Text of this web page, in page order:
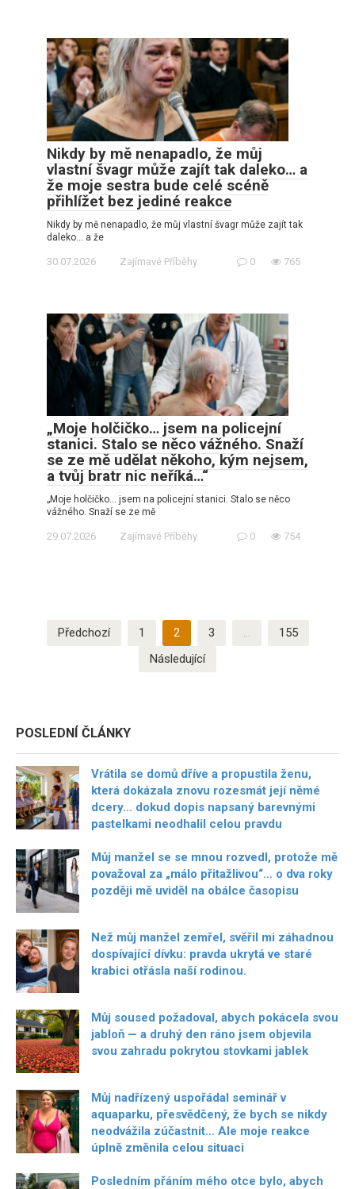
Nikdy by mě nenapadlo, že můj
vlastní švagr může zajít tak daleko… a
že moje sestra bude celé scéně
přihlížet bez jediné reakce
Nikdy by mě nenapadlo, že můj vlastní švagr může zajít tak
daleko… a že
30.07.2026 Zajímavé Příběhy 0 765
„Moje holčičko… jsem na policejní
stanici. Stalo se něco vážného. Snaží
se ze mě udělat někoho, kým nejsem,
a tvůj bratr nic neříká…“
„Moje holčičko… jsem na policejní stanici. Stalo se něco
vážného. Snaží se ze mě
29.07.2026 Zajímavé Příběhy 0 754
Stránkování
příspěvků
Předchozí 1 2 3 …
155
Následující
POSLEDNÍ ČLÁNKY
Vrátila se domů dříve a propustila ženu,
která dokázala znovu rozesmát její němé
dcery… dokud dopis napsaný barevnými
pastelkami neodhalil celou pravdu
Můj manžel se se mnou rozvedl, protože mě
považoval za „málo přitažlivou“… o dva roky
později mě uviděl na obálce časopisu
Než můj manžel zemřel, svěřil mi záhadnou
dospívající dívku: pravda ukrytá ve staré
krabici otřásla naší rodinou.
Můj soused požadoval, abych pokácela svou
jabloň — a druhý den ráno jsem objevila
svou zahradu pokrytou stovkami jablek
Můj nadřízený uspořádal seminář v
aquaparku, přesvědčený, že bych se nikdy
neodvážila zúčastnit… Ale moje reakce
úplně změnila celou situaci
Posledním přáním mého otce bylo, abych